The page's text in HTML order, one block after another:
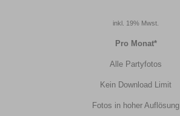
inkl. 19% Mwst.
Pro Monat*
Alle Partyfotos
Kein Download Limit
Fotos in hoher Auflösung